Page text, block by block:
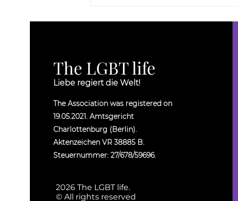
The LGBT life
Liebe regiert die Welt!
The Association was registered on
19.05.2021. Amtsgericht
Charlottenburg (Berlin).
Aktenzeichen VR 38885 B.
Steuernummer: 27/678/59696.
2026 The LGBT life.
© All rights reserved